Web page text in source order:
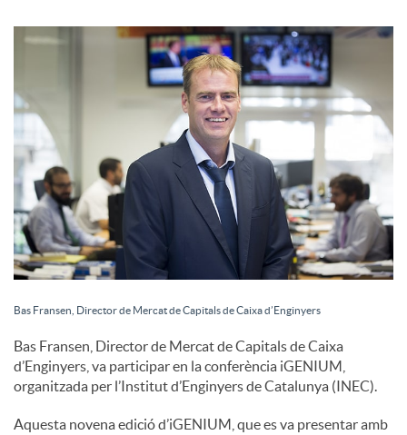
S
o
c
i
a
l
s
Bas Fransen, Director de Mercat de Capitals de Caixa d’Enginyers
Bas Fransen, Director de Mercat de Capitals de Caixa
d’Enginyers, va participar en la conferència iGENIUM,
organitzada per l’Institut d’Enginyers de Catalunya (INEC).
Aquesta novena edició d’iGENIUM, que es va presentar amb